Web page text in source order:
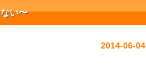
い〜
2014-06-04